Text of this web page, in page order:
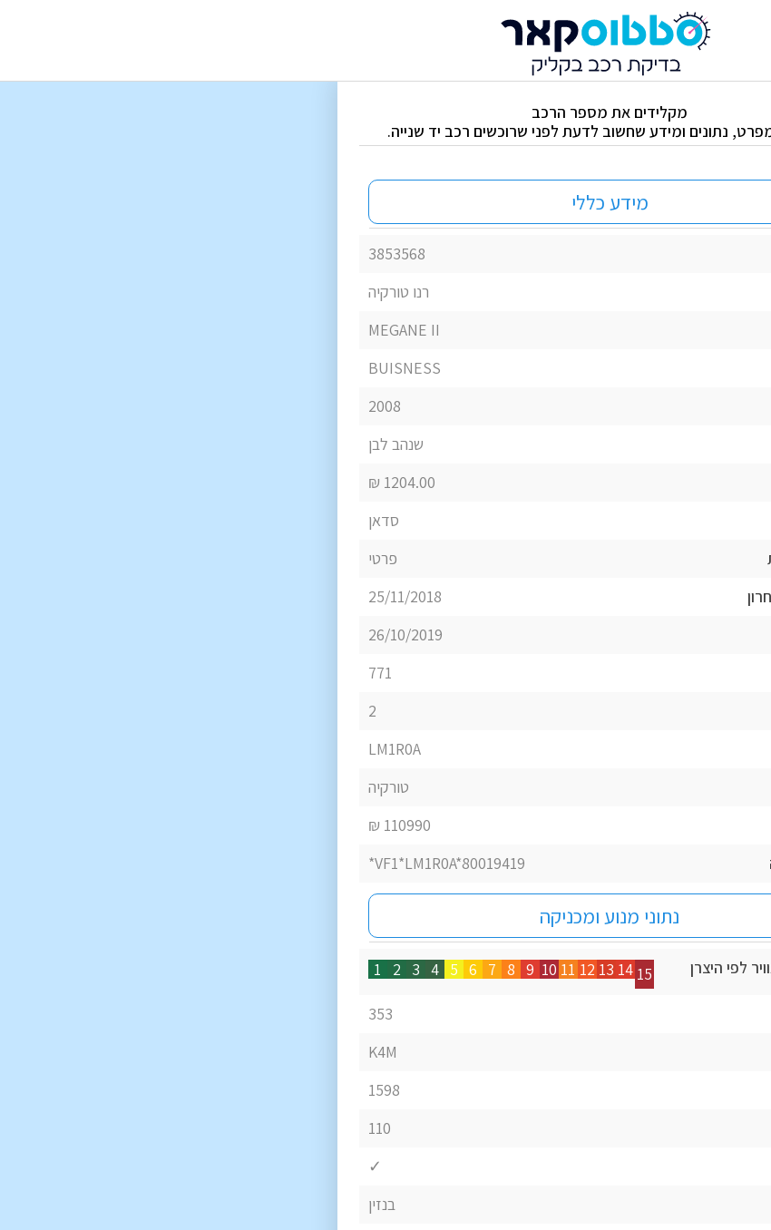
מקלידים את מספר הרכב
נתונים ומידע שחשוב לדעת לפני שרוכשים רכב יד שנייה.
מידע כללי
3853568
רנו טורקיה
MEGANE II
BUISNESS
2008
שנהב לבן
1204.00 ₪
סדאן
פרטי
25/11/2018
26/10/2019
771
2
LM1R0A
טורקיה
110990 ₪
VF1*LM1R0A*80019419*
נתוני מנוע ומכניקה
לפי היצרן 1 2 3 4 5 6 7 8 9 10 11 12 13 14 15
353
K4M
1598
110
✓
בנזין